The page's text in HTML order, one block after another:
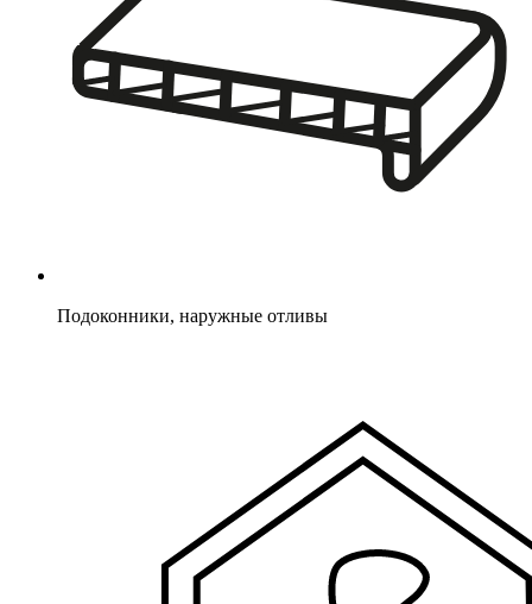
Подоконники, наружные отливы